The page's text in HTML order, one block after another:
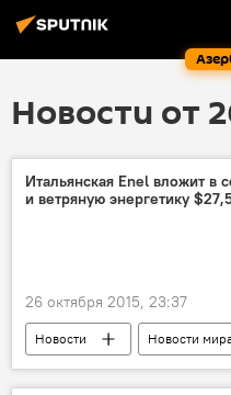
Новости от
Итальянская Enel вложит в
и ветряную энергетику
26 октября 2015, 23:37
Новости Новости
Генеральный директор Enel